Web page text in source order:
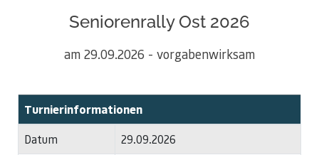
Seniorenrally Ost 2026
am 29.09.2026 - vorgabenwirksam
Turnierinformationen
Datum
29.09.2026